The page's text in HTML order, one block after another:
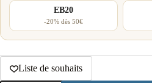
EB20
-20% dès 50€
Liste de souhaits